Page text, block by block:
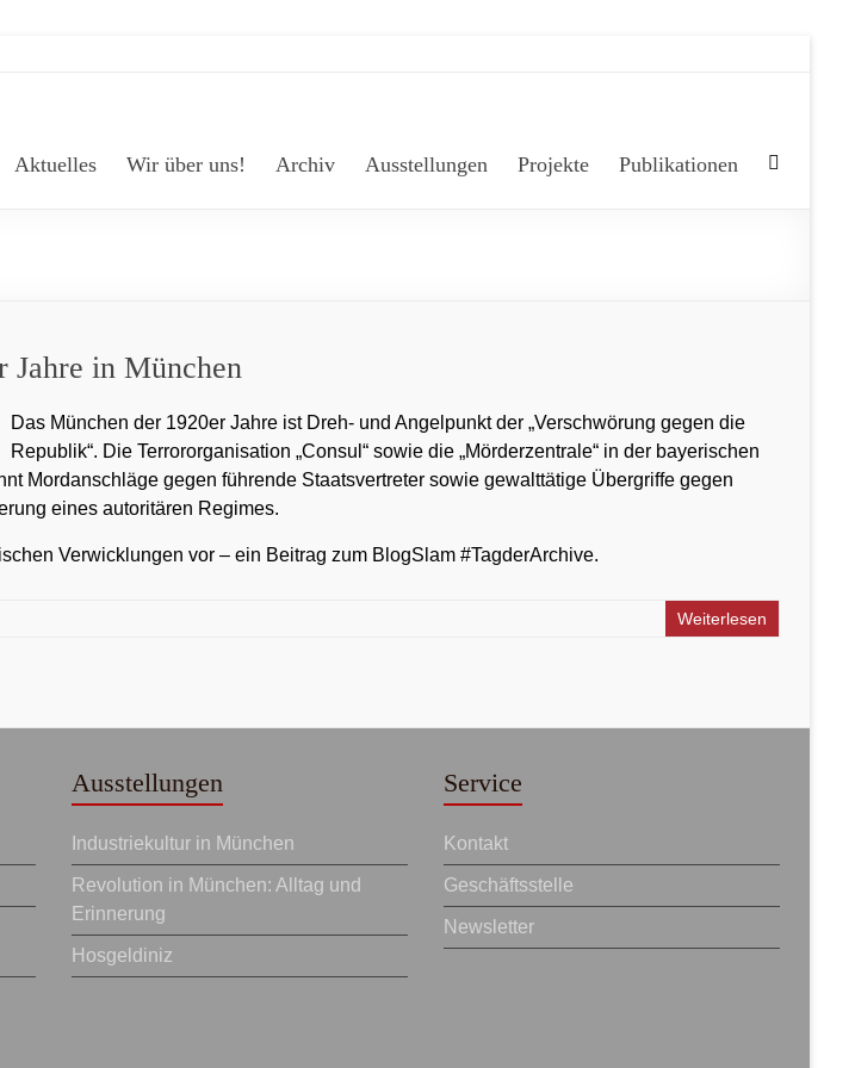
Aktuelles Wir über uns! Archiv Ausstellungen Projekte Publikationen
Jahre in München
Das München der 1920er Jahre ist Dreh- und Angelpunkt der „Verschwörung gegen die
Republik“. Die Terrororganisation „Consul“ sowie die „Mörderzentrale“ in der bayerischen
Mordanschläge gegen führende Staatsvertreter sowie gewalttätige Übergriffe gegen
eines autoritären Regimes.
Verwicklungen vor – ein Beitrag zum BlogSlam #TagderArchive.
Weiterlesen
Ausstellungen
Industriekultur in München
Revolution in München: Alltag und
Erinnerung
Hosgeldiniz
Service
Kontakt
Geschäftsstelle
Newsletter